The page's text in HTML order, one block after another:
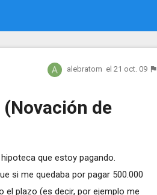
alebratom el 21 oct. 09
de
que estoy pagando.
si me quedaba por pagar 500.000
plazo (es decir, por ejemplo me